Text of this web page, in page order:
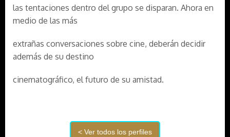
las tentaciones dentro del grupo se disparan. Ahora en
medio de las más
extrañas conversaciones sobre cine, deberán decidir
además de su destino
cinematográfico, el futuro de su amistad.